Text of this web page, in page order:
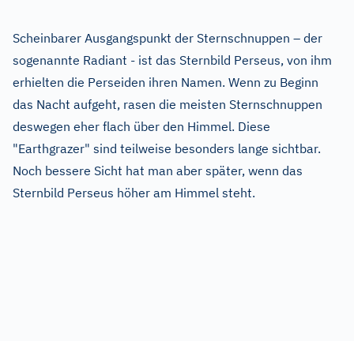
Scheinbarer Ausgangspunkt der Sternschnuppen – der
sogenannte Radiant - ist das Sternbild Perseus, von ihm
erhielten die Perseiden ihren Namen. Wenn zu Beginn
das Nacht aufgeht, rasen die meisten Sternschnuppen
deswegen eher flach über den Himmel. Diese
"Earthgrazer" sind teilweise besonders lange sichtbar.
Noch bessere Sicht hat man aber später, wenn das
Sternbild Perseus höher am Himmel steht.